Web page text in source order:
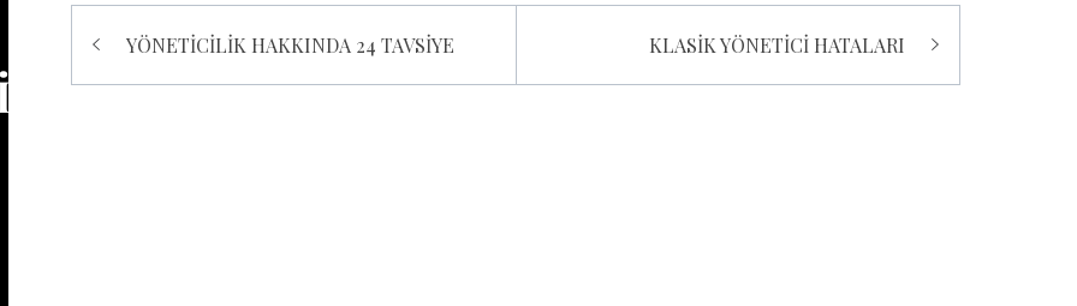
Yazı
gezinmesi
YÖNETİCİLİK HAKKINDA 24 TAVSİYE KLASİK YÖNETİCİ HATALARI